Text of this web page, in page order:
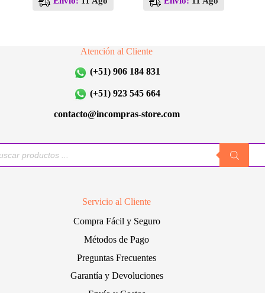
Atención al Cliente
(+51) 906 184 831
(+51) 923 545 664
contacto@incompras-store.com
Servicio al Cliente
Compra Fácil y Seguro
Métodos de Pago
Preguntas Frecuentes
Garantía y Devoluciones